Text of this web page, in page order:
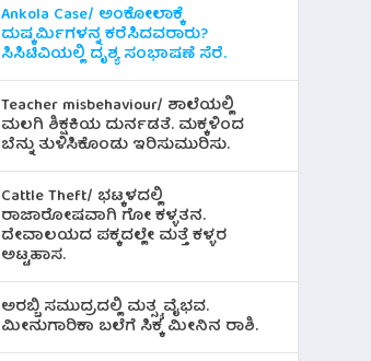
Ankola Case/ ಅಂಕೋಲಾಕ್ಕೆ
ದುಷ್ಕರ್ಮಿಗಳನ್ನ ಕರೆಸಿದವರಾರು?
ಸಿಸಿಟಿವಿಯಲ್ಲಿ ದೃಶ್ಯ ಸಂಭಾಷಣೆ ಸೆರೆ.
Teacher misbehaviour/ ಶಾಲೆಯಲ್ಲಿ
ಮಲಗಿ ಶಿಕ್ಷಕಿಯ ದುರ್ನಡತೆ. ಮಕ್ಕಳಿಂದ
ಬೆನ್ನು ತುಳಿಸಿಕೊಂಡು ಇರಿಸುಮುರಿಸು.
Cattle Theft/ ಭಟ್ಕಳದಲ್ಲಿ
ರಾಜಾರೋಷವಾಗಿ ಗೋ ಕಳ್ಳತನ.
ದೇವಾಲಯದ ಪಕ್ಕದಲ್ಲೇ ಮತ್ತೆ ಕಳ್ಳರ
ಅಟ್ಟಹಾಸ.
ಅರಬ್ಬಿ ಸಮುದ್ರದಲ್ಲಿ ಮತ್ಸ್ಯ ವೈಭವ.
ಮೀನುಗಾರಿಕಾ ಬಲೆಗೆ ಸಿಕ್ಕ ಮೀನಿನ‌ ರಾಶಿ.